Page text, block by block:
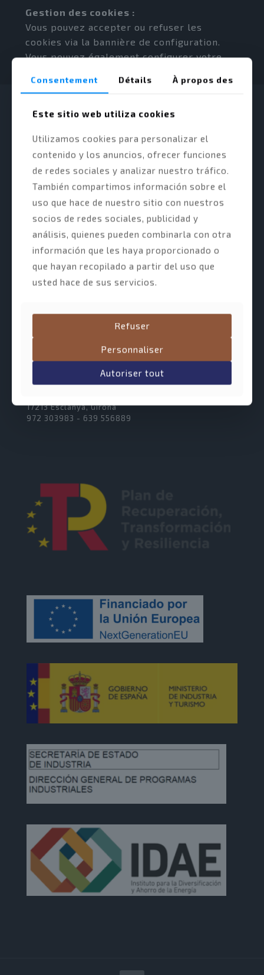
Gestion des cookies :
Vous pouvez accepter ou refuser les
cookies via la bannière de configuration.
Vous pouvez également configurer votre
INFORMATIONS JURIDIQUES
Politique de confidentialité
Politique relative aux cookies
17213 Esclanyà, Girona
972 303983 - 639 556889
Consentement Détails À propos des
Este sitio web utiliza cookies
Utilizamos cookies para personalizar el
contenido y los anuncios, ofrecer funciones
de redes sociales y analizar nuestro tráfico.
También compartimos información sobre el
uso que hace de nuestro sitio con nuestros
socios de redes sociales, publicidad y
análisis, quienes pueden combinarla con otra
información que les haya proporcionado o
que hayan recopilado a partir del uso que
usted hace de sus servicios.
Refuser
Personnaliser
Autoriser tout